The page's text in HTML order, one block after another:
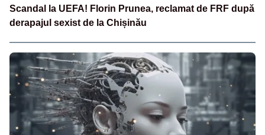
Scandal la UEFA! Florin Prunea, reclamat de FRF după
derapajul sexist de la Chișinău